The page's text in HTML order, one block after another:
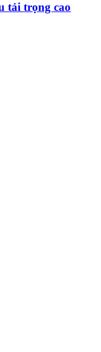
tải trọng cao